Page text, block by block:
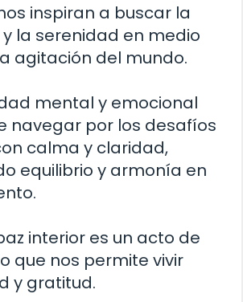
inspiran a buscar la
la serenidad en medio
agitación del mundo.
mental y emocional
navegar por los desafíos
calma y claridad,
equilibrio y armonía en
interior es un acto de
que nos permite vivir
y gratitud.